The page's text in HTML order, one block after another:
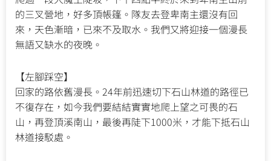
的三叉營地，好多頂帳篷。隊友去登卑南主還沒有回
來，天色漸暗，已來不及取水。我們又將迎接一個漫長
無語又缺水的夜晚。
【左腳踩空】
回家的路依舊漫長。24年前迅速切下石山林道的路徑已
不復存在，如今我們要結結實實地爬上望之可畏的石
山，再登頂溪南山，最後再陡下1000米，才能下抵石山
林道接駁處。